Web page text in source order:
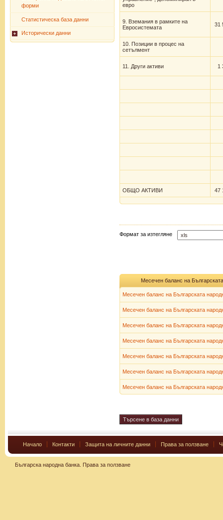
форми
Статистическа база данни
Исторически данни
евро
9. Вземания в рамките на
Евросистемата
31
10. Позиции в процес на
сетълмент
11. Други активи 1
ОБЩО АКТИВИ 47
Формат за изтегляне
Месечен баланс на
Месечен баланс на Българската
Месечен баланс на Българската
Месечен баланс на Българската
Месечен баланс на Българската
Месечен баланс на Българската
Месечен баланс на Българската
Месечен баланс на Българската
Начало Контакти Защита на личните данни Права за ползване
Българска народна банка. Права за ползване